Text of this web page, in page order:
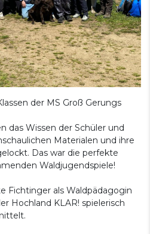
der MS Groß Gerungs
das Wissen der Schüler und
Materialen und ihre
Das war die perfekte
Waldjugendspiele!
Fichtinger als Waldpädagogin
Hochland KLAR! spielerisch